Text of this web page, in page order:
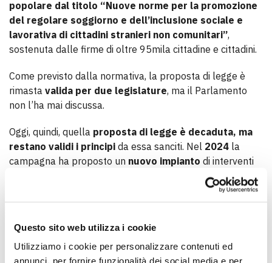
Questo sito web utilizza i cookie
Utilizziamo i cookie per personalizzare contenuti ed
popolare dal titolo “Nuove norme per la promozione
del regolare soggiorno e dell’inclusione sociale e
lavorativa di cittadini stranieri non comunitari”,
sostenuta dalle firme di oltre 95mila cittadine e cittadini.
Come previsto dalla normativa, la proposta di legge è
rimasta valida per due legislature, ma il Parlamento
non l’ha mai discussa.
Oggi, quindi, quella proposta di legge è decaduta, ma
restano validi i principi da essa sanciti. Nel 2024 la
campagna ha proposto un nuovo impianto di interventi
normativi di modifica del Testo unico sull’immigrazione,
che va ad aggiornare il contenuto della proposta di legge
del 2017.
Introduzione di percorsi di ingresso diversificati:
un meccanismo più flessibile di assunzione diretta